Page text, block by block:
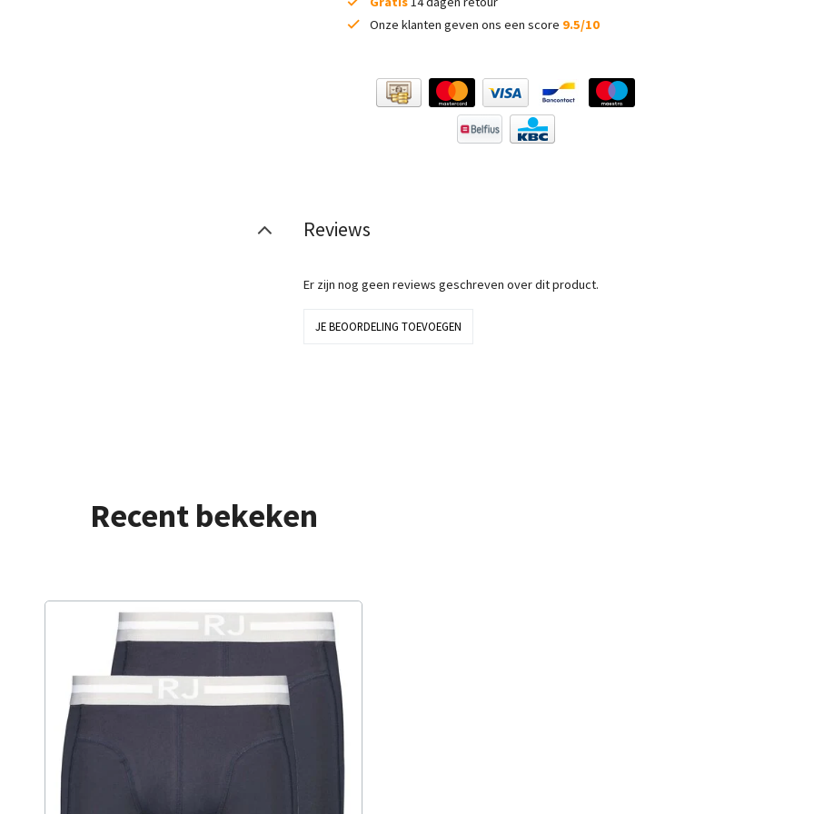
Onze klanten geven ons een score 9.5/10
Reviews
Er zijn nog geen reviews geschreven over dit product.
JE BEOORDELING TOEVOEGEN
Recent bekeken